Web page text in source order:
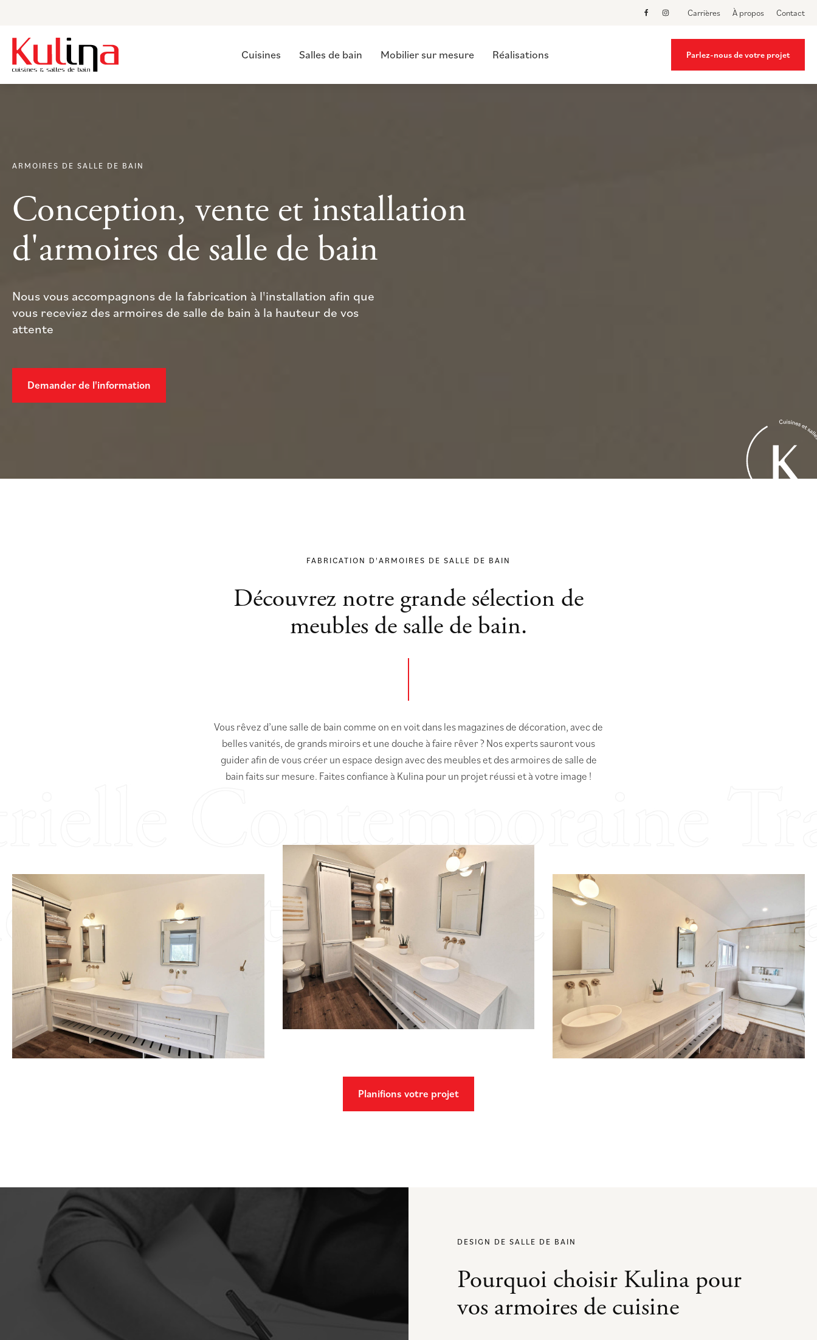
Carrières À propos Contact
Cuisines Salles de bain Mobilier sur mesure Réalisations Parlez-nous de votre projet
ARMOIRES DE SALLE DE BAIN
Conception, vente et installation
d'armoires de salle de bain
Nous vous accompagnons de la fabrication à l'installation afin que
vous receviez des armoires de salle de bain à la hauteur de vos
attente
Demander de l'information
FABRICATION D'ARMOIRES DE SALLE DE BAIN
Découvrez notre grande sélection de
meubles de salle de bain.
Vous rêvez d’une salle de bain comme on en voit dans les magazines de décoration, avec de
belles vanités, de grands miroirs et une douche à faire rêver ? Nos experts sauront vous
guider afin de vous créer un espace design avec des meubles et des armoires de salle de
bain faits sur mesure. Faites confiance à Kulina pour un projet réussi et à votre image !
Planifions votre projet
DESIGN DE SALLE DE BAIN
Pourquoi choisir Kulina pour
vos armoires de cuisine